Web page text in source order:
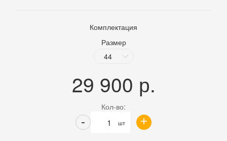
Комплектация
Размер
29 900 р.
Кол-во:
шт +
-